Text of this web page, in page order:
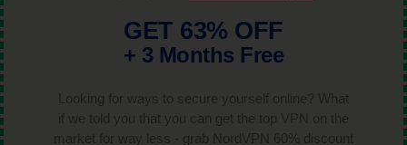
GET 63% OFF
+ 3 Months Free
Looking for ways to secure yourself online? What
if we told you that you can get the top VPN on the
market for way less - grab NordVPN 60% discount